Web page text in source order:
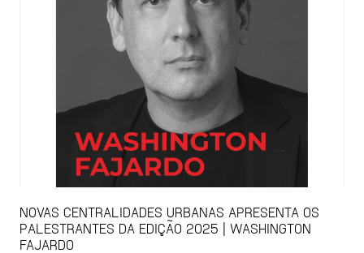
NOVAS CENTRALIDADES URBANAS APRESENTA OS
PALESTRANTES DA EDIÇÃO 2025 | WASHINGTON
FAJARDO